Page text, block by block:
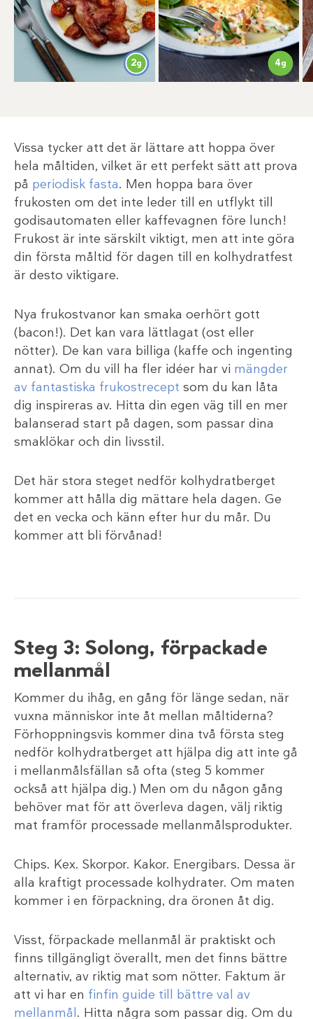
2g 4g
Vissa tycker att det är lättare att hoppa över
hela måltiden, vilket är ett perfekt sätt att prova
på periodisk fasta. Men hoppa bara över
frukosten om det inte leder till en utflykt till
godisautomaten eller kaffevagnen före lunch!
Frukost är inte särskilt viktigt, men att inte göra
din första måltid för dagen till en kolhydratfest
är desto viktigare.
Nya frukostvanor kan smaka oerhört gott
(bacon!). Det kan vara lättlagat (ost eller
nötter). De kan vara billiga (kaffe och ingenting
annat). Om du vill ha fler idéer har vi mängder
av fantastiska frukostrecept som du kan låta
dig inspireras av. Hitta din egen väg till en mer
balanserad start på dagen, som passar dina
smaklökar och din livsstil.
Det här stora steget nedför kolhydratberget
kommer att hålla dig mättare hela dagen. Ge
det en vecka och känn efter hur du mår. Du
kommer att bli förvånad!
Steg 3: Solong, förpackade
mellanmål
Kommer du ihåg, en gång för länge sedan, när
vuxna människor inte åt mellan måltiderna?
Förhoppningsvis kommer dina två första steg
nedför kolhydratberget att hjälpa dig att inte gå
i mellanmålsfällan så ofta (steg 5 kommer
också att hjälpa dig.) Men om du någon gång
behöver mat för att överleva dagen, välj riktig
mat framför processade mellanmålsprodukter.
Chips. Kex. Skorpor. Kakor. Energibars. Dessa är
alla kraftigt processade kolhydrater. Om maten
kommer i en förpackning, dra öronen åt dig.
Visst, förpackade mellanmål är praktiskt och
finns tillgängligt överallt, men det finns bättre
alternativ, av riktig mat som nötter. Faktum är
att vi har en finfin guide till bättre val av
mellanmål. Hitta några som passar dig. Om du